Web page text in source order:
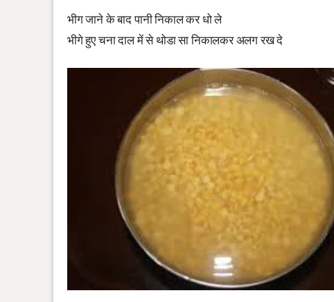
भीग जाने के बाद पानी निकाल कर धो ले
भीगे हुए चना दाल में से थोडा सा निकालकर अलग रख दे